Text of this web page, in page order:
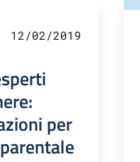
12/02/2019
per